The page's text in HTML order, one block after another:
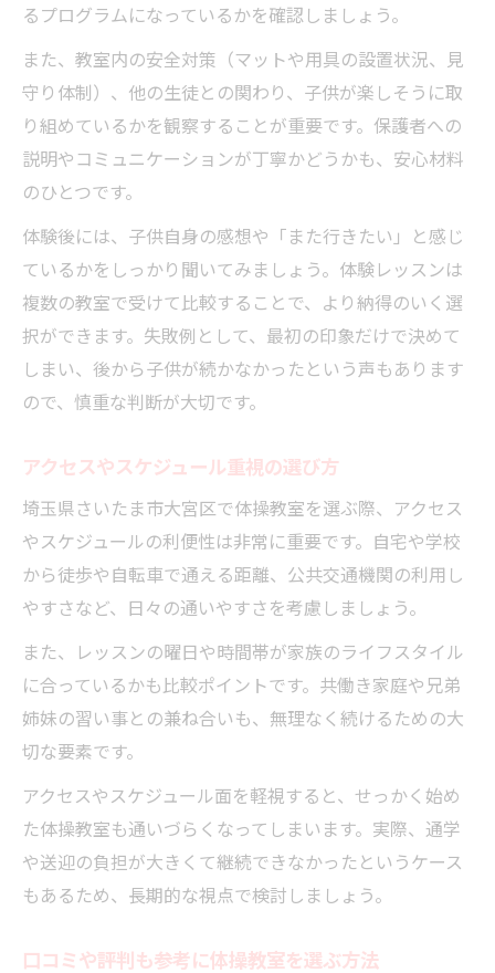
るプログラムになっているかを確認しましょう。
また、教室内の安全対策（マットや用具の設置状況、見
守り体制）、他の生徒との関わり、子供が楽しそうに取
り組めているかを観察することが重要です。保護者への
説明やコミュニケーションが丁寧かどうかも、安心材料
のひとつです。
体験後には、子供自身の感想や「また行きたい」と感じ
ているかをしっかり聞いてみましょう。体験レッスンは
複数の教室で受けて比較することで、より納得のいく選
択ができます。失敗例として、最初の印象だけで決めて
しまい、後から子供が続かなかったという声もあります
ので、慎重な判断が大切です。
アクセスやスケジュール重視の選び方
埼玉県さいたま市大宮区で体操教室を選ぶ際、アクセス
やスケジュールの利便性は非常に重要です。自宅や学校
から徒歩や自転車で通える距離、公共交通機関の利用し
やすさなど、日々の通いやすさを考慮しましょう。
また、レッスンの曜日や時間帯が家族のライフスタイル
に合っているかも比較ポイントです。共働き家庭や兄弟
姉妹の習い事との兼ね合いも、無理なく続けるための大
切な要素です。
アクセスやスケジュール面を軽視すると、せっかく始め
た体操教室も通いづらくなってしまいます。実際、通学
や送迎の負担が大きくて継続できなかったというケース
もあるため、長期的な視点で検討しましょう。
口コミや評判も参考に体操教室を選ぶ方法